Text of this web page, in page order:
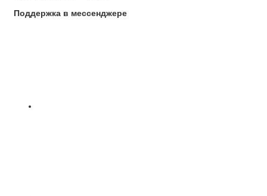
Поддержка в мессенджере